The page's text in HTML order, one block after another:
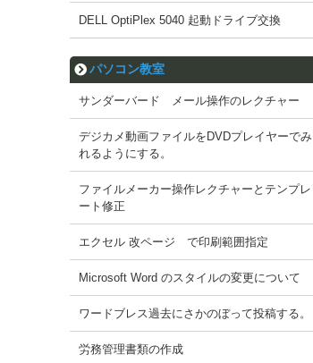
DELL OptiPlex 5040 起動ドライブ交換
パソコン教室
サンダーバード メール操作のレクチャー
デジカメ動画ファイルをDVDプレイヤーでみ
れるようにする。
ファイルメーカー操作レクチャーとテンプレ
ート修正
エクセル 改ページ で印刷範囲指定
Microsoft Word のスタイルの変更について
ワードブレス過去にさかのぼって投稿する。
労務管理書類の作成